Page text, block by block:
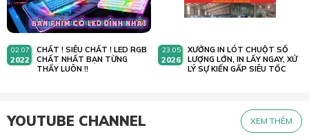
02.07
2022
CHẤT ! SIÊU CHẤT ! LED RGB
CHẤT NHẤT BẠN TỪNG
THẤY LUÔN !!
23.05
2026
XƯỞNG IN LÓT CHUỘT SỐ
LƯỢNG LỚN, IN LẤY NGAY, XỬ
LÝ SỰ KIẾN GẤP SIÊU TỐC
YOUTUBE CHANNEL XEM THÊM